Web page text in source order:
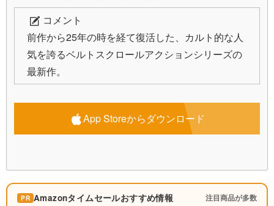
コメント
前作から25年の時を経て復活した、カルト的な人
気を誇るベルトスクロールアクションシリーズの
最新作。
App Storeからダウンロード
PR Amazonタイムセールおすすめ情報 注目商品が多数